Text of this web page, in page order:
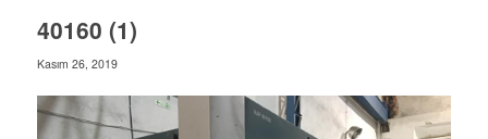
40160 (1)
Kasım 26, 2019